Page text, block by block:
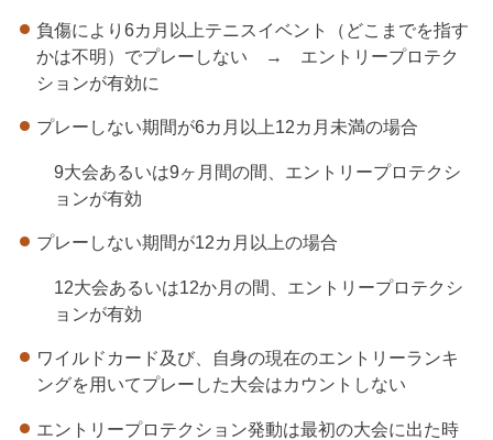
負傷により6カ月以上テニスイベント（どこまでを指す
かは不明）でプレーしない → エントリープロテク
ションが有効に
プレーしない期間が6カ月以上12カ月未満の場合
9大会あるいは9ヶ月間の間、エントリープロテクシ
ョンが有効
プレーしない期間が12カ月以上の場合
12大会あるいは12か月の間、エントリープロテクシ
ョンが有効
ワイルドカード及び、自身の現在のエントリーランキ
ングを用いてプレーした大会はカウントしない
エントリープロテクション発動は最初の大会に出た時